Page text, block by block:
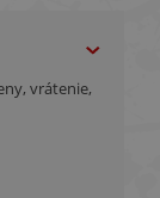
vrátenie,